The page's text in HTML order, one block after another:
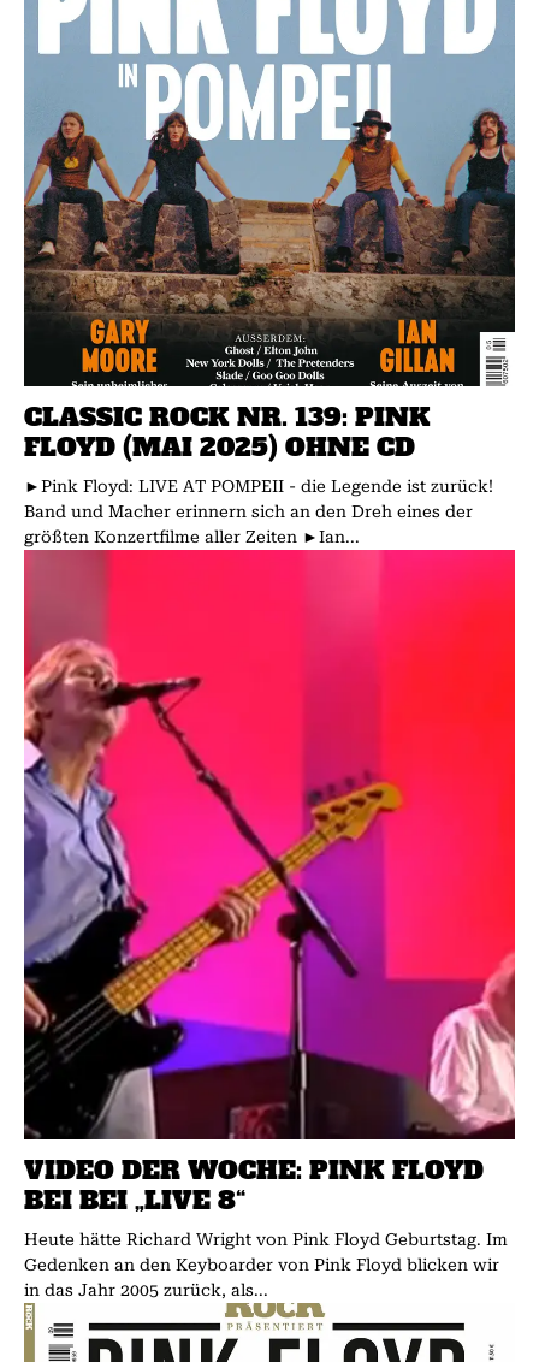
CLASSIC ROCK NR. 139: PINK
FLOYD (MAI 2025) OHNE CD
►Pink Floyd: LIVE AT POMPEII - die Legende ist zurück!
Band und Macher erinnern sich an den Dreh eines der
größten Konzertfilme aller Zeiten ►Ian...
VIDEO DER WOCHE: PINK FLOYD
BEI BEI „LIVE 8“
Heute hätte Richard Wright von Pink Floyd Geburtstag. Im
Gedenken an den Keyboarder von Pink Floyd blicken wir
in das Jahr 2005 zurück, als...